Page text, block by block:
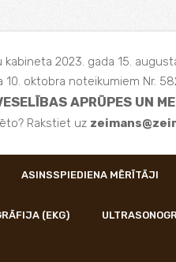
kabineta 2023. gada 15.
oktobra noteikumiem Nr.
APRŪPES UN
Rakstiet uz
ASINSSPIEDIENA MĒRĪTĀJI
(EKG)